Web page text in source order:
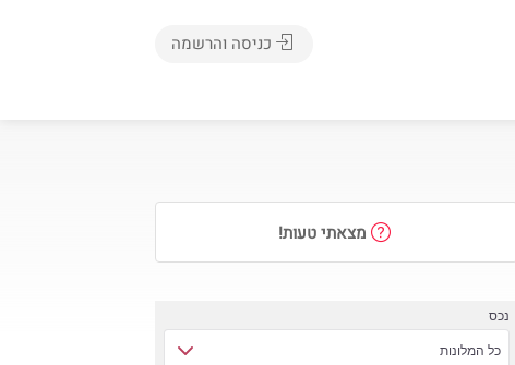
כניסה והרשמה
מצאתי טעות!
נכס
כל המלונות